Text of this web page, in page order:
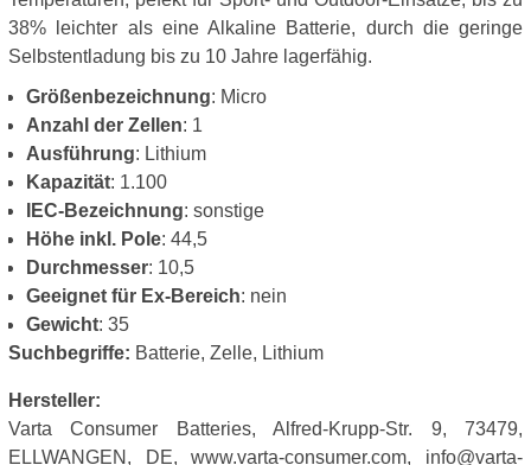
38% leichter als eine Alkaline Batterie, durch die geringe
Selbstentladung bis zu 10 Jahre lagerfähig.
Größenbezeichnung: Micro
Anzahl der Zellen: 1
Ausführung: Lithium
Kapazität: 1.100
IEC-Bezeichnung: sonstige
Höhe inkl. Pole: 44,5
Durchmesser: 10,5
Geeignet für Ex-Bereich: nein
Gewicht: 35
Suchbegriffe: Batterie, Zelle, Lithium
Hersteller:
Varta Consumer Batteries, Alfred-Krupp-Str. 9, 73479,
ELLWANGEN, DE, www.varta-consumer.com, info@varta-